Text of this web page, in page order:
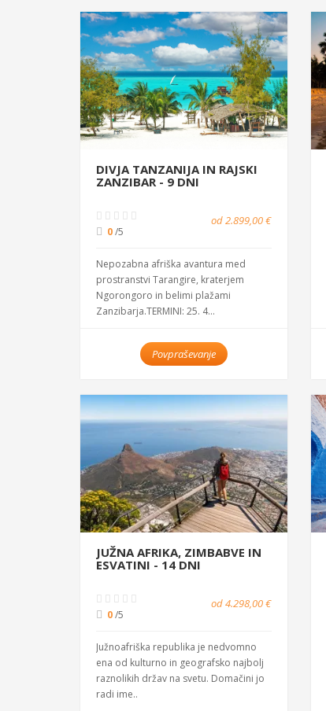
DIVJA TANZANIJA IN RAJSKI
ZANZIBAR - 9 DNI
0/5
od 2.899,00 €
Nepozabna afriška avantura med
prostranstvi Tarangire, kraterjem
Ngorongoro in belimi plažami
Zanzibarja.TERMINI: 25. 4...
Povpraševanje
JUŽNA AFRIKA, ZIMBABVE IN
ESVATINI - 14 DNI
0/5
od 4.298,00 €
Južnoafriška republika je nedvomno
ena od kulturno in geografsko najbolj
raznolikih držav na svetu. Domačini jo
radi ime..